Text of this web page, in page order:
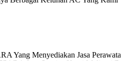
Menyediakan Jasa